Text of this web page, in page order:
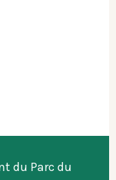
du Parc du